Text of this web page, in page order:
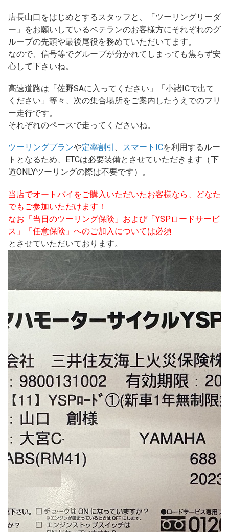
店長山口をはじめとするスタッフと、「ツーリングリーダ
ー」をお願いしているベテランのお客様方にそれぞれのグ
ループの先頭や最後尾役を務めていただいてます。
なので、信号等でグループが分かれてしまっても焦らず安
心して下さいね。
高速道路は「佐野SAに入ってください」「小諸ICで出て
ください」等々、次の集合場所をご案内したうえでのフリ
ー走行です。
それぞれのペースで走ってくださいね。
ツーリングプランや定率割引 、 スマートICを利用するルー
トとなるため、ETCは必要装備とさせていただきます（下
道ONLYツーリングの際は不要です）。
当店でオートバイをご購入いただいたお客様なら、どなた
でもご参加いただけます！
なお「当日のツーリング保険」および「YSPロードサービ
ス」「任意保険」へのご加入については必須
とさせていただいております。